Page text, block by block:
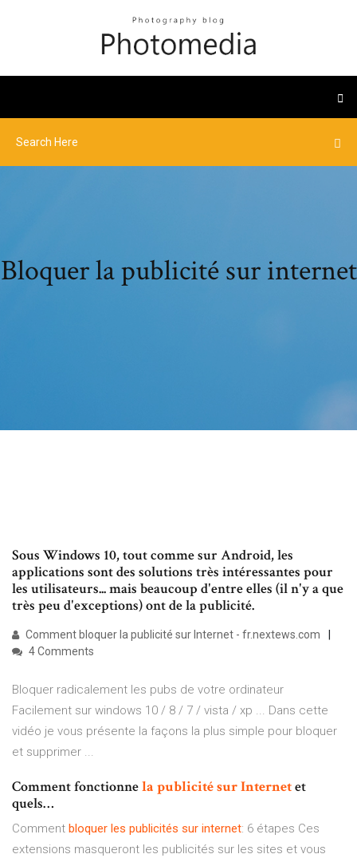
Bloquer la publicité sur internet
Sous Windows 10, tout comme sur Android, les
applications sont des solutions très intéressantes pour
les utilisateurs... mais beaucoup d'entre elles (il n'y a que
très peu d'exceptions) ont de la publicité.
Comment bloquer la publicité sur Internet - fr.nextews.com
4 Comments
Bloquer radicalement les pubs de votre ordinateur
Facilement sur windows 10 / 8 / 7 / vista / xp ... Dans cette
vidéo je vous présente la façons la plus simple pour bloquer
et supprimer ...
Comment fonctionnela publicitésurInternetet
quels…
Comment bloquer les publicités sur internet: 6 étapes Ces
extensions masqueront les publicités sur les sites et vous